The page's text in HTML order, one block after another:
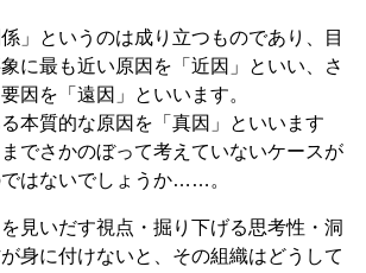
」というのは成り立つものであり、目
に最も近い原因を「近因」といい、さ
因を「遠因」といいます。
本質的な原因を「真因」といいます
でさかのぼって考えていないケースが
はないでしょうか……。
見いだす視点・掘り下げる思考性・洞
身に付けないと、その組織はどうして